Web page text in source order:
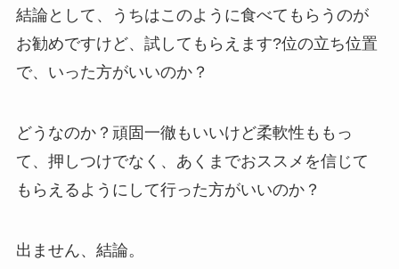
結論として、うちはこのように食べてもらうのが
お勧めですけど、試してもらえます?位の立ち位置
で、いった方がいいのか？
どうなのか？頑固一徹もいいけど柔軟性ももっ
て、押しつけでなく、あくまでおススメを信じて
もらえるようにして行った方がいいのか？
出ません、結論。